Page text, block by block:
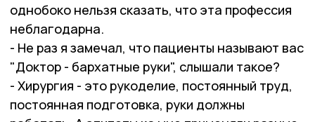
однобоко нельзя сказать, что эта профессия
неблагодарна.
- Не раз я замечал, что пациенты называют вас
"Доктор - бархатные руки", слышали такое?
- Хирургия - это рукоделие, постоянный труд,
постоянная подготовка, руки должны